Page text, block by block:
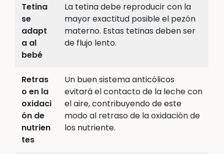
Tetina
se
adapt
a al
bebé
La tetina debe reproducir con la
mayor exactitud posible el pezón
materno. Estas tetinas deben ser
de flujo lento.
Retras
o en la
oxidaci
ón de
nutrien
tes
Un buen sistema anticólicos
evitará el contacto de la leche con
el aire, contribuyendo de este
modo al retraso de la oxidación de
los nutriente.